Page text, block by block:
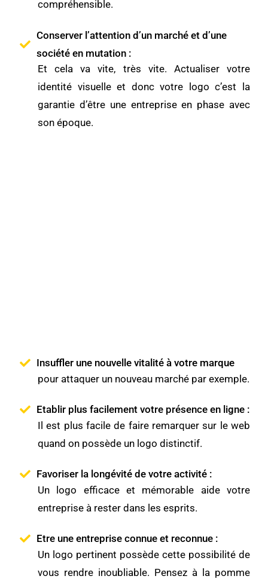
compréhensible.
Conserver l’attention d’un marché et d’une
société en mutation :
Et cela va vite, très vite. Actualiser votre
identité visuelle et donc votre logo c’est la
garantie d’être une entreprise en phase avec
son époque.
Insuffler une nouvelle vitalité à votre marque
pour attaquer un nouveau marché par exemple.
Etablir plus facilement votre présence en ligne :
Il est plus facile de faire remarquer sur le web
quand on possède un logo distinctif.
Favoriser la longévité de votre activité :
Un logo efficace et mémorable aide votre
entreprise à rester dans les esprits.
Etre une entreprise connue et reconnue :
Un logo pertinent possède cette possibilité de
vous rendre inoubliable. Pensez à la pomme